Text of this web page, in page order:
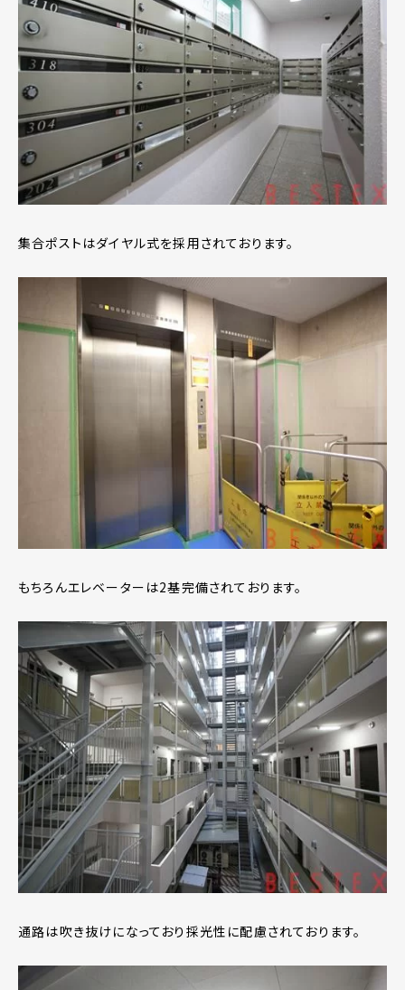
集合ポストはダイヤル式を採用されております。
もちろんエレベーターは2基完備されております。
通路は吹き抜けになっており採光性に配慮されております。